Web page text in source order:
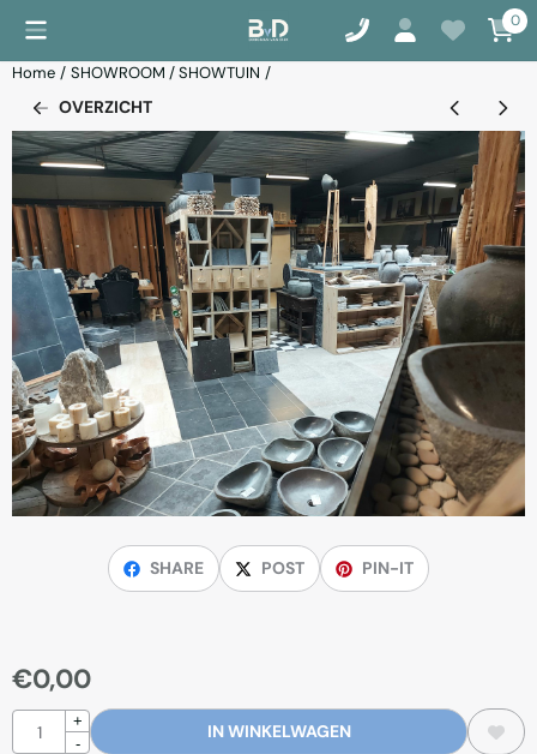
0
Home / SHOWROOM / SHOWTUIN /
OVERZICHT
SHARE POST PIN-IT
€0,00
Aantal
+
-
IN WINKELWAGEN